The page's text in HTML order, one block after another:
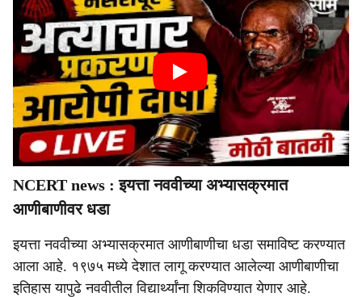
NCERT news : इयत्ता नववीच्या अभ्यासक्रमात
आणीबाणीवर धडा
इयत्ता नववीच्या अभ्यासक्रमात आणीबाणीचा धडा समाविष्ट करण्यात
आला आहे. १९७५ मध्ये देशात लागू करण्यात आलेल्या आणीबाणीचा
इतिहास यापुढे नववीतील विद्यार्थ्यांना शिकविण्यात येणार आहे.